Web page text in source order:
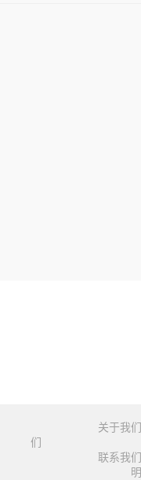
关于我们
们
联系我们
明